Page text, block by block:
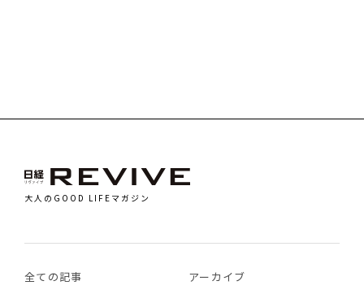
大人のGOOD LIFEマガジン
全ての記事 アーカイブ